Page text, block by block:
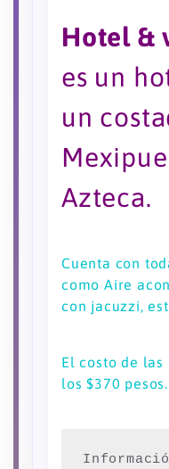
Hotel &
es un
un
Azteca.
Cuenta con
como Aire
con jacuzzi,
El costo de las
los $370 pesos.